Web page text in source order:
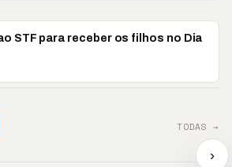
STF para receber os filhos no Dia
TODAS →
é
🔥 “O
custar
›